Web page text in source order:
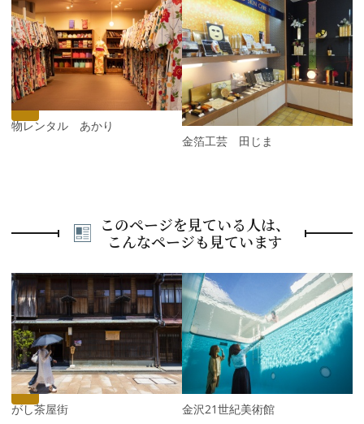
P
r
e
v
i
o
u
s
着物レンタル あかり
金箔工芸 田じま
N
このページを見ている人は、
こんなページも見ています
P
r
e
v
i
o
u
s
ひがし茶屋街 金沢21世紀美術館
N
e
x